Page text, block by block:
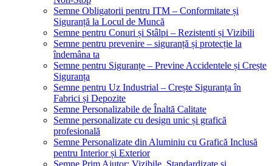
Semne Obligatorii pentru ITM – Conformitate și
Siguranță la Locul de Muncă
Semne pentru Conuri și Stâlpi – Rezistenti și Vizibili
Semne pentru prevenire – siguranță și protecție la
îndemâna ta
Semne pentru Siguranțe – Previne Accidentele și Crește
Siguranța
Semne pentru Uz Industrial – Crește Siguranța în
Fabrici și Depozite
Semne Personalizabile de Înaltă Calitate
Semne personalizate cu design unic și grafică
profesională
Semne Personalizate din Aluminiu cu Grafică Inclusă
pentru Interior și Exterior
Semne Prim Ajutor: Vizibile, Standardizate și